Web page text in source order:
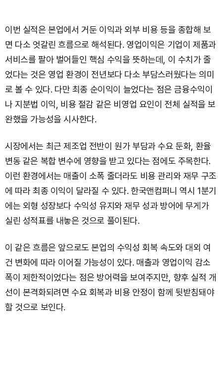
이번 실적은 본업에서 거둔 이익과 외부 비용 등을 종합해 보
면 다소 엇갈린 흐름으로 해석된다. 영업이익은 기업이 제품과
서비스를 팔아 벌어들인 핵심 수익을 뜻하는데, 이 수치가 줄
었다는 것은 영업 환경이 전년보다 다소 부담스러웠다는 의미
로 볼 수 있다. 다만 최종 순이익이 늘었다는 점은 금융수익이
나 지분법 이익, 비용 절감 같은 비영업 요인이 전체 실적을 보
완했을 가능성을 시사한다.
시장에서는 최근 제조업 전반이 원가 부담과 수요 둔화, 환율
변동 같은 복합 변수에 영향을 받고 있다는 점에도 주목한다.
이런 환경에서는 매출이 소폭 줄더라도 비용 관리와 재무 구조
에 따라 최종 이익이 달라질 수 있다. 한국앤컴퍼니 역시 1분기
에는 외형 성장보다 수익성 유지와 재무 성과 방어에 무게가
실린 성적표를 내놓은 것으로 풀이된다.
이 같은 흐름은 앞으로도 본업의 수익성 회복 속도와 대외 여
건 변화에 따라 이어질 가능성이 있다. 매출과 영업이익 감소
폭이 제한적이었다는 점은 방어력을 보여주지만, 향후 실적 개
선이 본격화되려면 수요 회복과 비용 안정이 함께 뒷받침돼야
할 것으로 보인다.